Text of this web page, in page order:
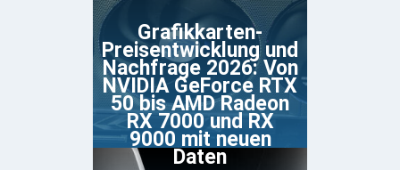
Grafikkarten-
Preisentwicklung und
Nachfrage 2026: Von
NVIDIA GeForce RTX
50 bis AMD Radeon
RX 7000 und RX
9000 mit neuen
Daten